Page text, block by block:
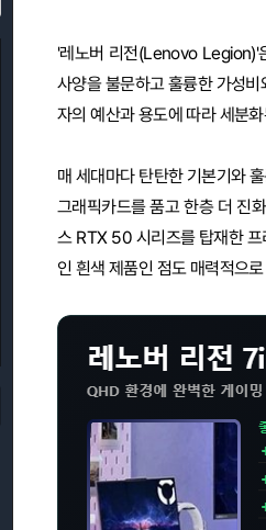
'레노버 리전(Lenovo Legion)'
사양을 불문하고 훌륭한 가성
자의 예산과 용도에 따라 세분
매 세대마다 탄탄한 기본기와
그래픽카드를 품고 한층 더 진
스 RTX 50 시리즈를 탑재한 프
인 흰색 제품인 점도 매력적으